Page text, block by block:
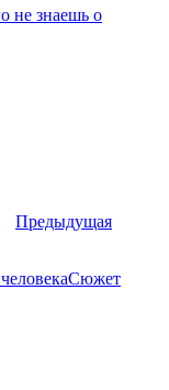
не знаешь о
Предыдущая